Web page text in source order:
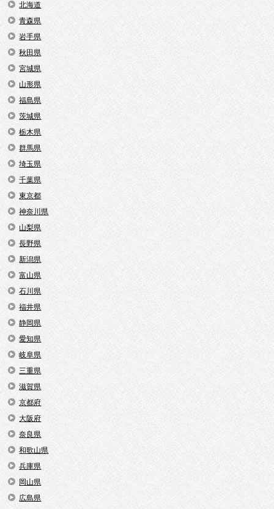
北海道
青森県
岩手県
秋田県
宮城県
山形県
福島県
茨城県
栃木県
群馬県
埼玉県
千葉県
東京都
神奈川県
山梨県
長野県
新潟県
富山県
石川県
福井県
静岡県
愛知県
岐阜県
三重県
滋賀県
京都府
大阪府
奈良県
和歌山県
兵庫県
岡山県
広島県